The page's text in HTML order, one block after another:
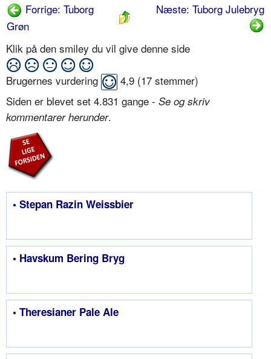
Forrige: Tuborg
Grøn
Næste: Tuborg Julebryg
Klik på den smiley du vil give denne side
Brugernes vurdering 4,9 (17 stemmer)
Siden er blevet set 4.831 gange - Se og skriv
kommentarer herunder.
• Stepan Razin Weissbier
• Havskum Bering Bryg
• Theresianer Pale Ale